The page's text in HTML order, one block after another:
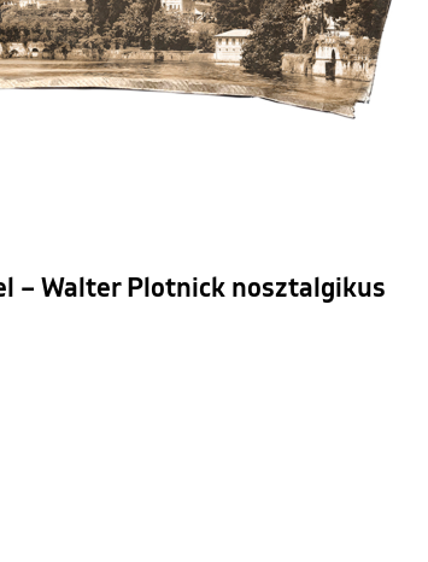
– Walter Plotnick nosztalgikus